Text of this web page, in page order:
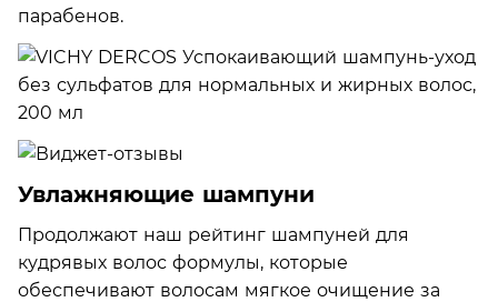
парабенов.
Увлажняющие шампуни
Продолжают наш рейтинг шампуней для
кудрявых волос формулы, которые
обеспечивают волосам мягкое очищение за